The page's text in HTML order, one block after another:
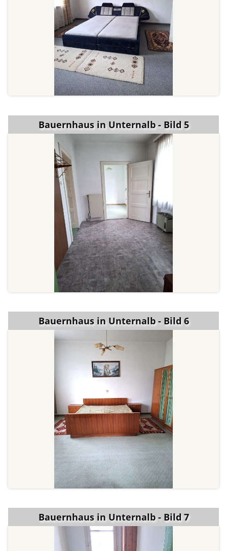
Bauernhaus in Unternalb - Bild 5
Bauernhaus in Unternalb - Bild 6
Bauernhaus in Unternalb - Bild 7